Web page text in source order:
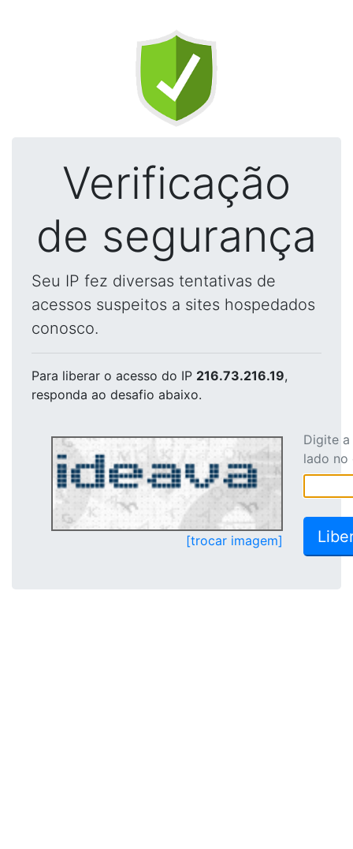
Verificação
de segurança
Seu IP fez diversas tentativas de
acessos suspeitos a sites hospedados
conosco.
Para liberar o acesso do IP 216.73.216.19,
responda ao desafio abaixo.
[trocar imagem]
Digite
lado no